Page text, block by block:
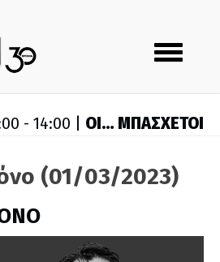
Toggle
navigation
- 14:00 | ΟΙ… ΜΠΑΣΧΕΤΟΙ
(01/03/2023)